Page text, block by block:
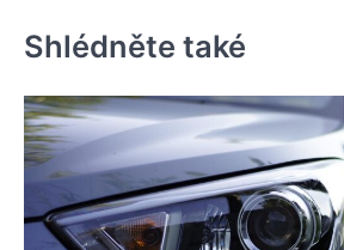
Shlédněte také